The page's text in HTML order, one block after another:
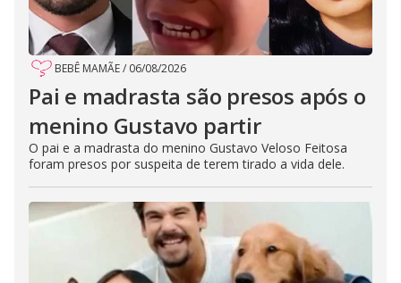
BEBÊ MAMÃE/ 06/08/2026
Pai e madrasta são presos após o
menino Gustavo partir
O pai e a madrasta do menino Gustavo Veloso Feitosa
foram presos por suspeita de terem tirado a vida dele.